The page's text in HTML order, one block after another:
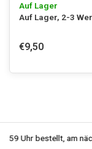
Auf Lager
Auf Lager, 2-3
€9,50
Uhr bestellt, am